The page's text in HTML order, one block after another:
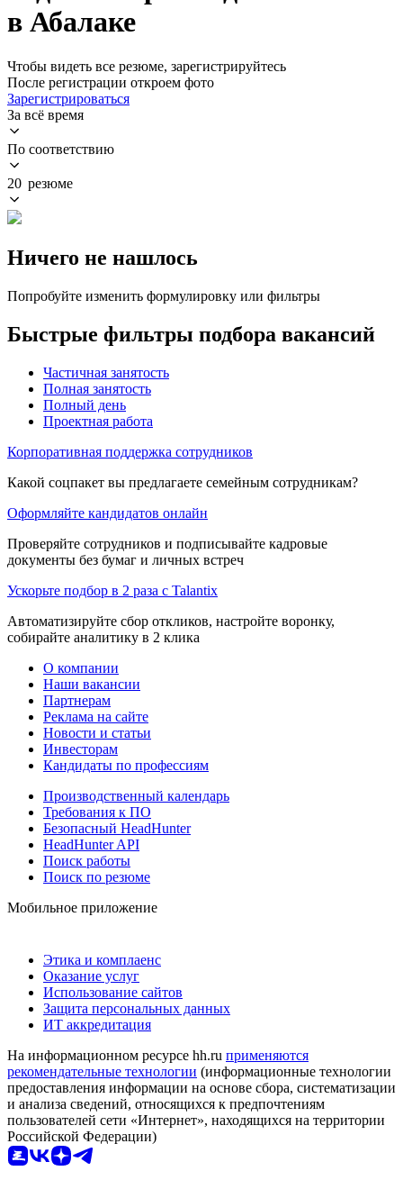
в Абалаке
Чтобы видеть все резюме, зарегистрируйтесь
После регистрации откроем фото
Зарегистрироваться
За всё время
По соответствию
20 резюме
Ничего не нашлось
Попробуйте изменить формулировку или фильтры
Быстрые фильтры подбора вакансий
Частичная занятость
Полная занятость
Полный день
Проектная работа
Корпоративная поддержка сотрудников
Какой соцпакет вы предлагаете семейным сотрудникам?
Оформляйте кандидатов онлайн
Проверяйте сотрудников и подписывайте кадровые
документы без бумаг и личных встреч
Ускорьте подбор в 2 раза с Talantix
Автоматизируйте сбор откликов, настройте воронку,
собирайте аналитику в 2 клика
О компании
Наши вакансии
Партнерам
Реклама на сайте
Новости и статьи
Инвесторам
Кандидаты по профессиям
Производственный календарь
Требования к ПО
Безопасный HeadHunter
HeadHunter API
Поиск работы
Поиск по резюме
Мобильное приложение
Этика и комплаенс
Оказание услуг
Использование сайтов
Защита персональных данных
ИТ аккредитация
На информационном ресурсе hh.ru применяются
рекомендательные технологии (информационные технологии
предоставления информации на основе сбора, систематизации
и анализа сведений, относящихся к предпочтениям
пользователей сети «Интернет», находящихся на территории
Российской Федерации)